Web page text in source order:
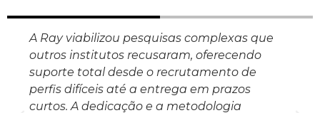
A Ray viabilizou pesquisas complexas que
outros institutos recusaram, oferecendo
suporte total desde o recrutamento de
perfis difíceis até a entrega em prazos
curtos. A dedicação e a metodologia